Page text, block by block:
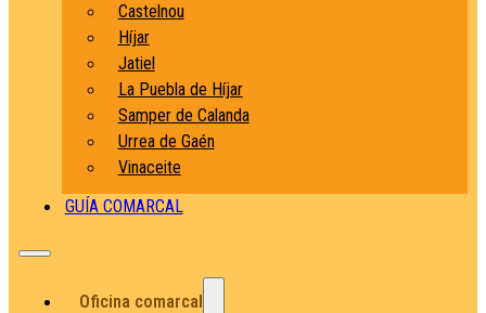
Castelnou
Híjar
Jatiel
La Puebla de Híjar
Samper de Calanda
Urrea de Gaén
Vinaceite
GUÍA COMARCAL
Oficina comarcal